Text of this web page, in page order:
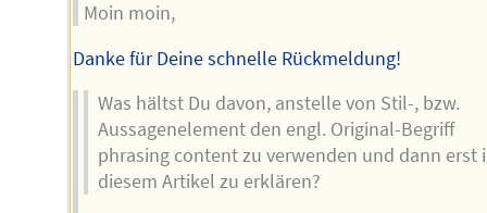
Moin moin,
Danke für Deine schnelle Rückmeldung!
Was hältst Du davon, anstelle von Stil-, bzw.
Aussagenelement den engl. Original-Begriff
phrasing content zu verwenden und dann erst
diesem Artikel zu erklären?